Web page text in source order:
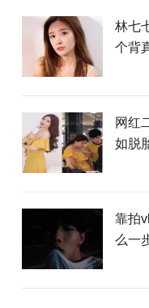
林七
个背
网红
如脱
靠拍
么一